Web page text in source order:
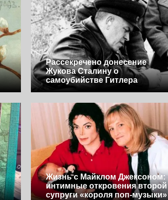
Рассекречено донесение
Жукова Сталину о
самоубийстве Гитлера
Жизнь с Майклом Джексоном:
интимные откровения второй
супруги «короля поп-музыки»